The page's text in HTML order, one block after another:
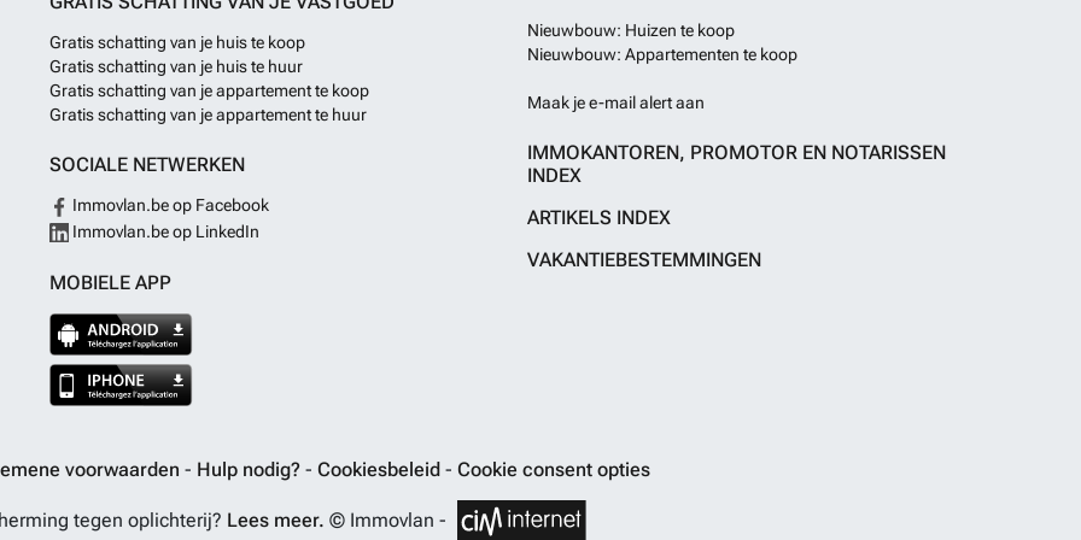
Gratis schatting van je huis te koop
Gratis schatting van je huis te huur
Gratis schatting van je appartement te koop
Gratis schatting van je appartement te huur
SOCIALE NETWERKEN
Immovlan.be op Facebook
Immovlan.be op LinkedIn
MOBIELE APP
Nieuwbouw: Huizen te koop
Nieuwbouw: Appartementen te koop
Maak je e-mail alert aan
IMMOKANTOREN, PROMOTOR EN NOTARISSEN
INDEX
ARTIKELS INDEX
VAKANTIEBESTEMMINGEN
voorwaarden - Hulp nodig? - Cookiesbeleid - Cookie consent opties
tegen oplichterij? Lees meer. © Immovlan -